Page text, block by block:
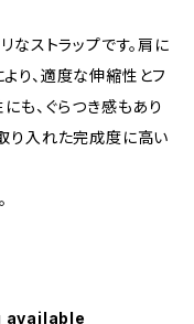
なストラップです。肩に
り、適度な伸縮性とフ
も、ぐらつき感もあり
り入れた完成度に高い
available